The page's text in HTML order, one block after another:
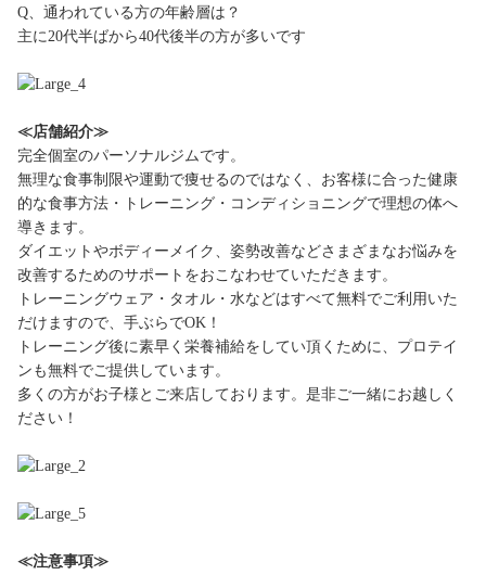
Q、通われている方の年齢層は？
主に20代半ばから40代後半の方が多いです
≪店舗紹介≫
完全個室のパーソナルジムです。
無理な食事制限や運動で痩せるのではなく、お客様に合った健康
的な食事方法・トレーニング・コンディショニングで理想の体へ
導きます。
ダイエットやボディーメイク、姿勢改善などさまざまなお悩みを
改善するためのサポートをおこなわせていただきます。
トレーニングウェア・タオル・水などはすべて無料でご利用いた
だけますので、手ぶらでOK！
トレーニング後に素早く栄養補給をしてい頂くために、プロテイ
ンも無料でご提供しています。
多くの方がお子様とご来店しております。是非ご一緒にお越しく
ださい！
≪注意事項≫